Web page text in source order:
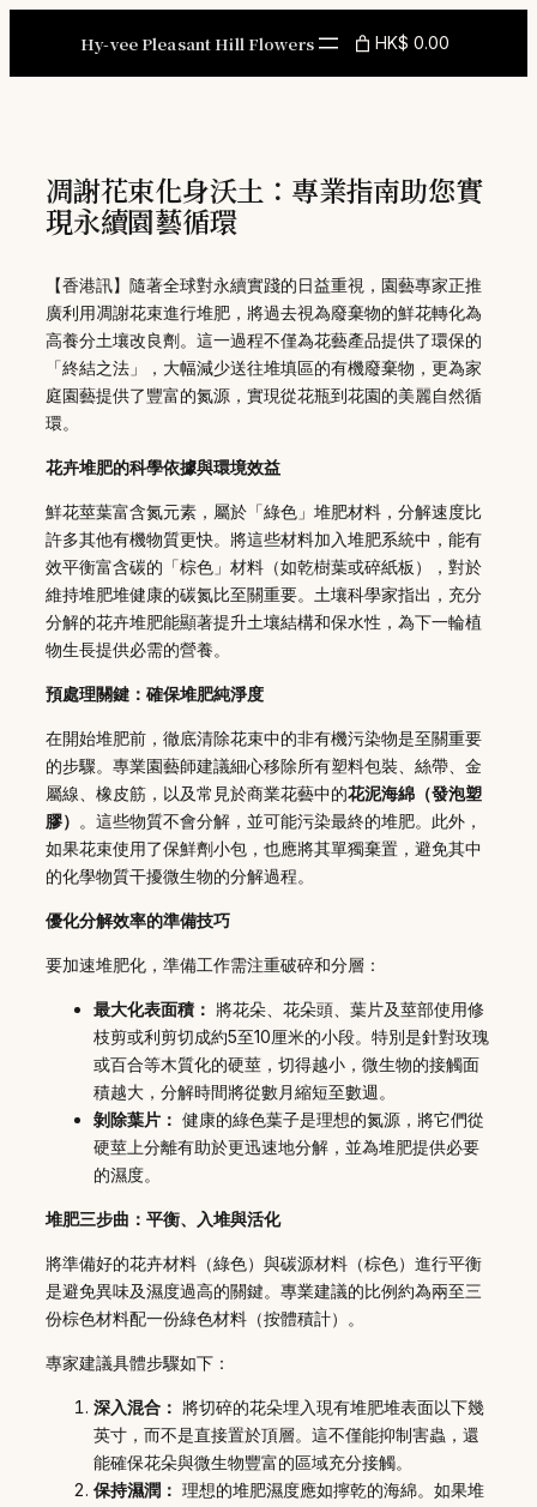
Hy-vee Pleasant Hill Flowers HK$ 0.00
凋謝花束化身沃土：專業指南助您實
現永續園藝循環
【香港訊】隨著全球對永續實踐的日益重視，園藝專家正推
廣利用凋謝花束進行堆肥，將過去視為廢棄物的鮮花轉化為
高養分土壤改良劑。這一過程不僅為花藝產品提供了環保的
「終結之法」，大幅減少送往堆填區的有機廢棄物，更為家
庭園藝提供了豐富的氮源，實現從花瓶到花園的美麗自然循
環。
花卉堆肥的科學依據與環境效益
鮮花莖葉富含氮元素，屬於「綠色」堆肥材料，分解速度比
許多其他有機物質更快。將這些材料加入堆肥系統中，能有
效平衡富含碳的「棕色」材料（如乾樹葉或碎紙板），對於
維持堆肥堆健康的碳氮比至關重要。土壤科學家指出，充分
分解的花卉堆肥能顯著提升土壤結構和保水性，為下一輪植
物生長提供必需的營養。
預處理關鍵：確保堆肥純淨度
在開始堆肥前，徹底清除花束中的非有機污染物是至關重要
的步驟。專業園藝師建議細心移除所有塑料包裝、絲帶、金
屬線、橡皮筋，以及常見於商業花藝中的花泥海綿（發泡塑
膠） 。這些物質不會分解，並可能污染最終的堆肥。此外，
如果花束使用了保鮮劑小包，也應將其單獨棄置，避免其中
的化學物質干擾微生物的分解過程。
優化分解效率的準備技巧
要加速堆肥化，準備工作需注重破碎和分層：
最大化表面積： 將花朵、花朵頭、葉片及莖部使用修
枝剪或利剪切成約5至10厘米的小段。特別是針對玫瑰
或百合等木質化的硬莖，切得越小，微生物的接觸面
積越大，分解時間將從數月縮短至數週。
剝除葉片： 健康的綠色葉子是理想的氮源，將它們從
硬莖上分離有助於更迅速地分解，並為堆肥提供必要
的濕度。
堆肥三步曲：平衡、入堆與活化
將準備好的花卉材料（綠色）與碳源材料（棕色）進行平衡
是避免異味及濕度過高的關鍵。專業建議的比例約為兩至三
份棕色材料配一份綠色材料（按體積計）。
專家建議具體步驟如下：
深入混合： 將切碎的花朵埋入現有堆肥堆表面以下幾
英寸，而不是直接置於頂層。這不僅能抑制害蟲，還
能確保花朵與微生物豐富的區域充分接觸。
保持濕潤： 理想的堆肥濕度應如擰乾的海綿。如果堆